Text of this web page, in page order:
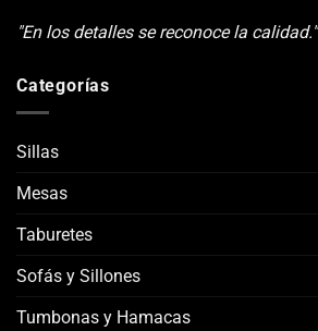
"En los detalles se reconoce la calidad."
Categorías
Sillas
Mesas
Taburetes
Sofás y Sillones
Tumbonas y Hamacas